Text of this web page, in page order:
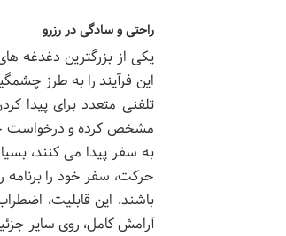
راحتی و سادگی در رزرو
یکی از بزرگترین دغدغه
این فرآیند را به طرز
تلفنی متعدد برای پیدا
مشخص کرده و درخواست
به سفر پیدا می کنند،
حرکت، سفر خود را
باشند. این قابلیت،
آرامش کامل، روی سایر